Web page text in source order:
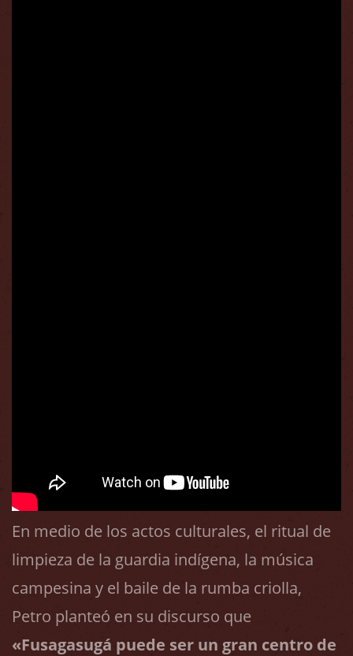
En medio de los actos culturales, el ritual de
limpieza de la guardia indígena, la música
campesina y el baile de la rumba criolla,
Petro planteó en su discurso que
«Fusagasugá puede ser un gran centro de